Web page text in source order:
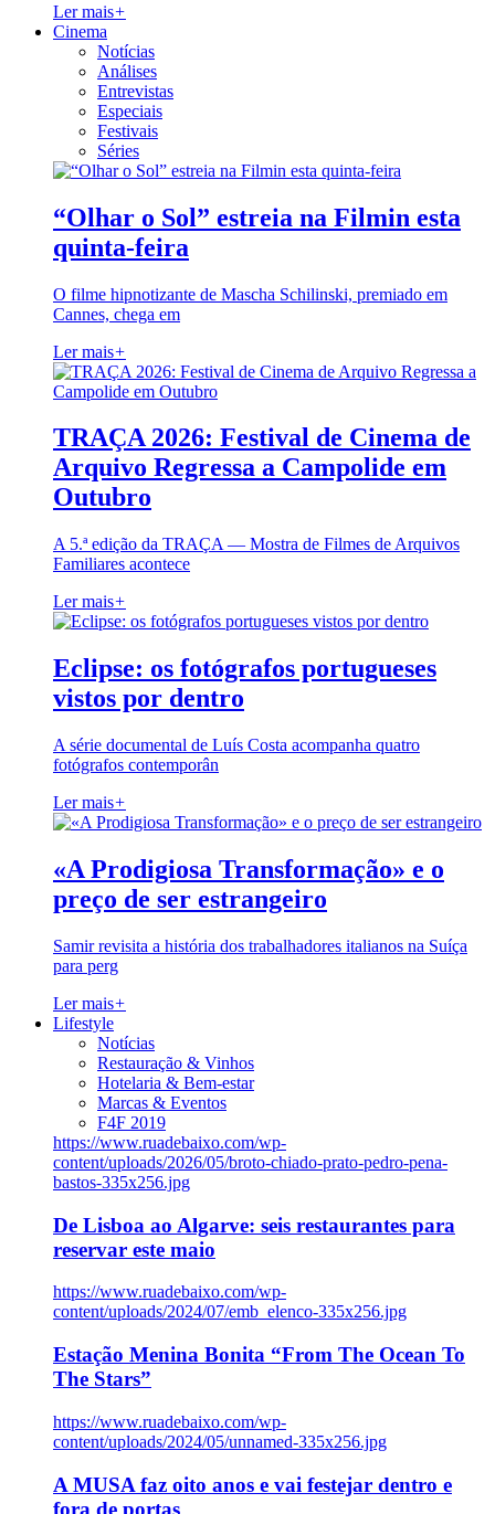
Ler mais+
Cinema
Notícias
Análises
Entrevistas
Especiais
Festivais
Séries
“Olhar o Sol” estreia na Filmin esta
quinta-feira
O filme hipnotizante de Mascha Schilinski, premiado em
Cannes, chega em
Ler mais+
TRAÇA 2026: Festival de Cinema de
Arquivo Regressa a Campolide em
Outubro
A 5.ª edição da TRAÇA — Mostra de Filmes de Arquivos
Familiares acontece
Ler mais+
Eclipse: os fotógrafos portugueses
vistos por dentro
A série documental de Luís Costa acompanha quatro
fotógrafos contemporân
Ler mais+
«A Prodigiosa Transformação» e o
preço de ser estrangeiro
Samir revisita a história dos trabalhadores italianos na Suíça
para perg
Ler mais+
Lifestyle
Notícias
Restauração & Vinhos
Hotelaria & Bem-estar
Marcas & Eventos
F4F 2019
https://www.ruadebaixo.com/wp-
content/uploads/2026/05/broto-chiado-prato-pedro-pena-
bastos-335x256.jpg
De Lisboa ao Algarve: seis restaurantes para
reservar este maio
https://www.ruadebaixo.com/wp-
content/uploads/2024/07/emb_elenco-335x256.jpg
Estação Menina Bonita “From The Ocean To
The Stars”
https://www.ruadebaixo.com/wp-
content/uploads/2024/05/unnamed-335x256.jpg
A MUSA faz oito anos e vai festejar dentro e
fora de portas